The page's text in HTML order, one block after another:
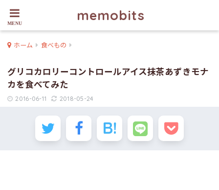
memobits
ホーム 食べもの
グリコカロリーコントロールアイス抹茶あずきモナ
カを食べてみた
2016-06-11 2018-05-24